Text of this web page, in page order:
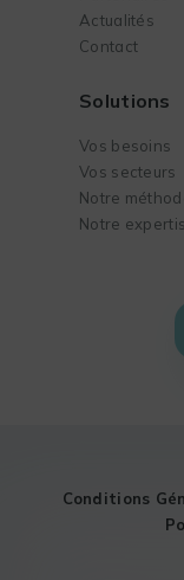
Actualités
Contact
Solutions
Vos besoins
Vos secteurs
Notre
Notre
Conditions